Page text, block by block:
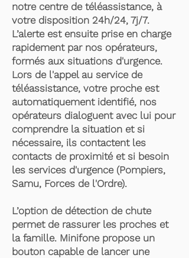
notre centre de téléassistance, à
votre disposition 24h/24, 7j/7.
L’alerte est ensuite prise en charge
rapidement par nos opérateurs,
formés aux situations d'urgence.
Lors de l'appel au service de
téléassistance, votre proche est
automatiquement identifié, nos
opérateurs dialoguent avec lui pour
comprendre la situation et si
nécessaire, ils contactent les
contacts de proximité et si besoin
les services d'urgence (Pompiers,
Samu, Forces de l'Ordre).
L’option de détection de chute
permet de rassurer les proches et
la famille. Minifone propose un
bouton capable de lancer une